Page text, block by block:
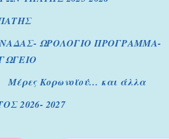
ΩΡΟΛΟΓΙΟ ΠΡΟΓΡΑΜΜΑ-
Μέρες Κορωνοϊού… και άλλα
2026- 2027